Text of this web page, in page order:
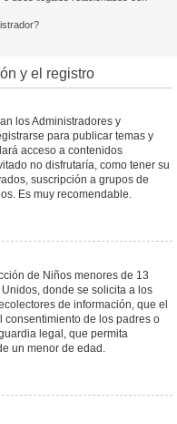
y el registro
los Administradores y
para publicar temas y
acceso a contenidos
no disfrutaría, como tener su
suscripción a grupos de
Es muy recomendable.
de Niños menores de 13
donde se solicita a los
de información, que el
consentimiento de los padres o
legal, que permita
un menor de edad.